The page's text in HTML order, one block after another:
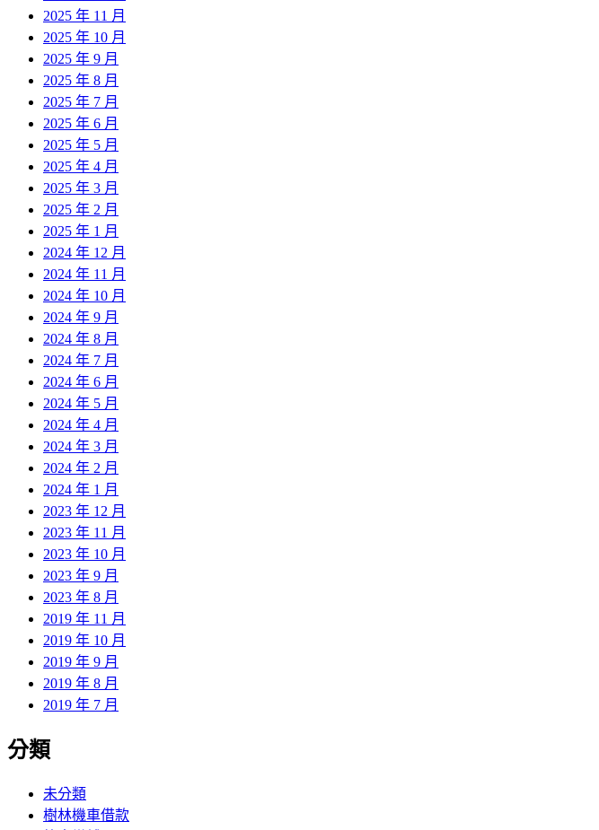
2025 年 11 月
2025 年 10 月
2025 年 9 月
2025 年 8 月
2025 年 7 月
2025 年 6 月
2025 年 5 月
2025 年 4 月
2025 年 3 月
2025 年 2 月
2025 年 1 月
2024 年 12 月
2024 年 11 月
2024 年 10 月
2024 年 9 月
2024 年 8 月
2024 年 7 月
2024 年 6 月
2024 年 5 月
2024 年 4 月
2024 年 3 月
2024 年 2 月
2024 年 1 月
2023 年 12 月
2023 年 11 月
2023 年 10 月
2023 年 9 月
2023 年 8 月
2019 年 11 月
2019 年 10 月
2019 年 9 月
2019 年 8 月
2019 年 7 月
分類
未分類
樹林機車借款